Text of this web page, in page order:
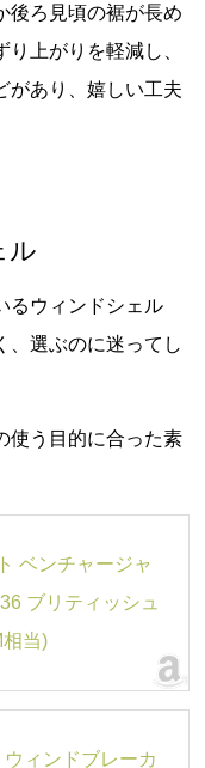
後ろ見頃の裾が長め
上がりを軽減し、
があり、嬉しい工夫
ル
るウィンドシェル
、選ぶのに迷ってし
使う目的に合った素
ベンチャージャ
ブリティッシュ
相当)
ィンドブレーカ